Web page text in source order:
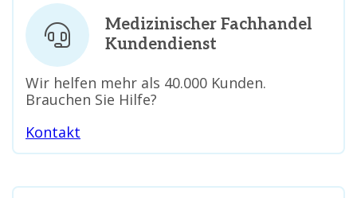
Medizinischer Fachhandel
Kundendienst
Wir helfen mehr als 40.000 Kunden.
Brauchen Sie Hilfe?
Kontakt